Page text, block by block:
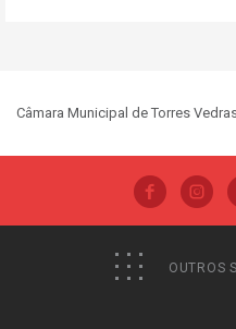
Câmara Municipal de Torres
OUTROS